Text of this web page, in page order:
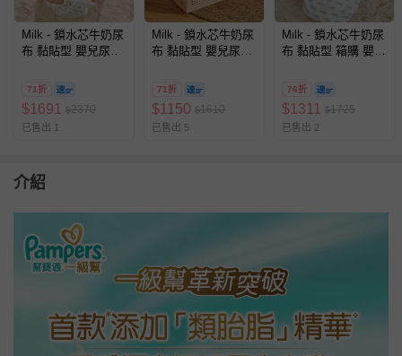
Milk - 鎖水芯牛奶尿
布 黏貼型 嬰兒尿布-
71折
$1691 $2370
已售出 1
Milk - 鎖水芯牛奶尿
布 黏貼型 嬰兒尿布-
71折
$1150 $1610
已售出 5
Milk - 鎖水芯牛奶尿
布 黏貼型 箱購 嬰兒
76折
$1311 $1725
已售出 2
介紹